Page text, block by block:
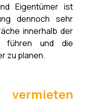
Eigentümer ist
dennoch sehr
innerhalb der
führen und die
zu planen.
vermieten